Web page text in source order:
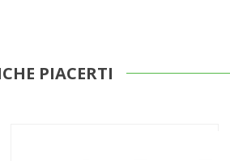
PIACERTI